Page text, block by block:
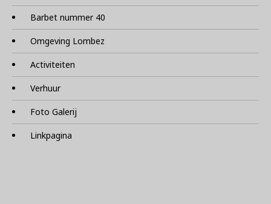
Barbet nummer 40
Omgeving Lombez
Activiteiten
Verhuur
Foto Galerij
Linkpagina